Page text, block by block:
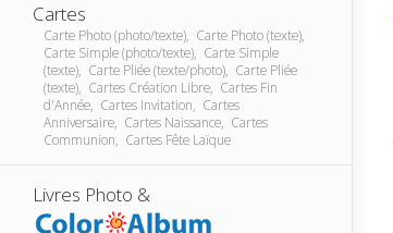
Cartes
Carte Photo (photo/texte), Carte Photo (texte),
Carte Simple (photo/texte), Carte Simple
(texte), Carte Pliée (texte/photo), Carte Pliée
(texte), Cartes Création Libre, Cartes Fin
d'Année, Cartes Invitation, Cartes
Anniversaire, Cartes Naissance, Cartes
Communion, Cartes Fête Laïque
Livres Photo &